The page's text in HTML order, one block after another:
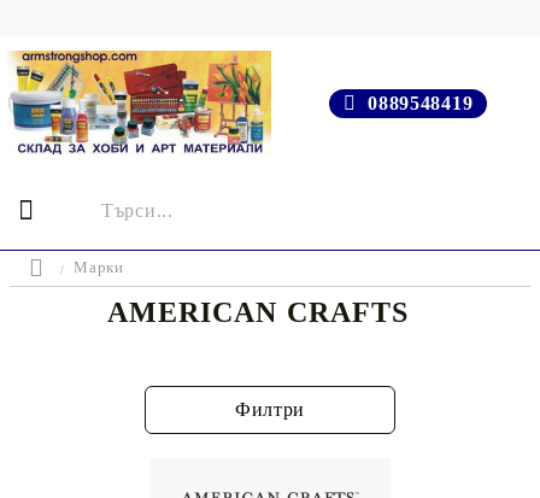
0889548419
Марки
AMERICAN CRAFTS
Филтри